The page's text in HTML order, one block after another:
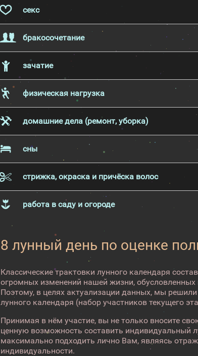
секс
бракосочетание
зачатие
физическая нагрузка
домашние дела (ремонт, уборка)
сны
стрижка, окраска и причёска волос
работа в саду и огороде
8 лунный день по оценке
Классические трактовки лунного календаря
огромных изменений нашей жизни,
Поэтому, в целях актуализации данных, мы
лунного календаря (набор участников текущего
Принимая в нём участие, вы не только вносите
ценную возможность составить индивидуальный
максимально подходить лично Вам, являясь
индивидуальности.